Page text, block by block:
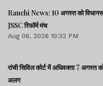
Ranchi News: 10 अगस्त को
JSSC रिफॉर्म मंच
Aug 06, 2026 10:32 PM
रांची सिविल कोर्ट में अधिवक्ता 7 अगस्त
अलग